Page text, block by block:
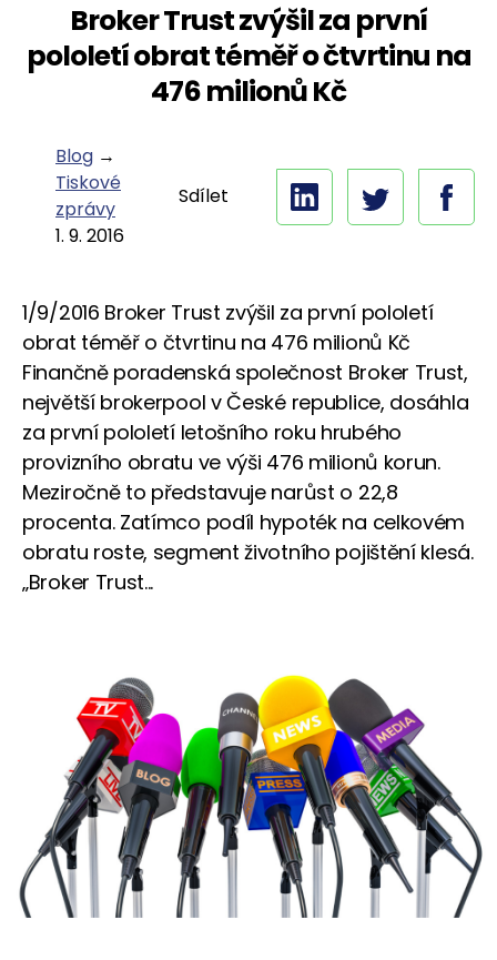
Broker Trust zvýšil za první
pololetí obrat téměř o čtvrtinu na
476 milionů Kč
Blog →
Tiskové
zprávy
1. 9. 2016
Sdílet
1/9/2016 Broker Trust zvýšil za první pololetí
obrat téměř o čtvrtinu na 476 milionů Kč
Finančně poradenská společnost Broker Trust,
největší brokerpool v České republice, dosáhla
za první pololetí letošního roku hrubého
provizního obratu ve výši 476 milionů korun.
Meziročně to představuje narůst o 22,8
procenta. Zatímco podíl hypoték na celkovém
obratu roste, segment životního pojištění klesá.
„Broker Trust...